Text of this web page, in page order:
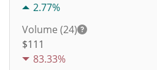
2.77%
Volume (24)
$111
83.33%